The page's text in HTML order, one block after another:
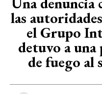
las
el Grupo
detuvo a una
de fuego al